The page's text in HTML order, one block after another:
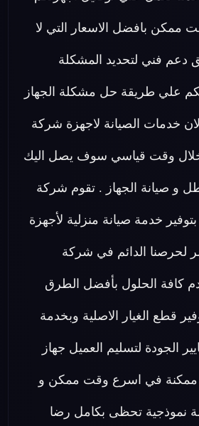
ممكن بافضل الاسعار التي لا
دعم فني لتحديد المشكلة
علي طريقة حل مشكلة الجهاز
خدمات الصيانة لاجهزة شركة
خلال وقت قياسي سوف يصل اليك
و صيانة الجهاز . تقوم شركة
خدمة صيانة منزلية لأجهزة
لحرصنا الدائم في شركة
كافة الحلول بأفضل الطرق
قطع الغيار الاصلية وبخدمة
الجودة لتسليم العميل جهاز
ممكنة في اسرع وقت ممكن و
نموذجية تحظى بكامل رضا